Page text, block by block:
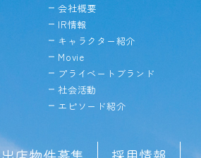
会社概要
IR情報
キャラクター紹介
Movie
プライベートブランド
社会活動
エピソード紹介